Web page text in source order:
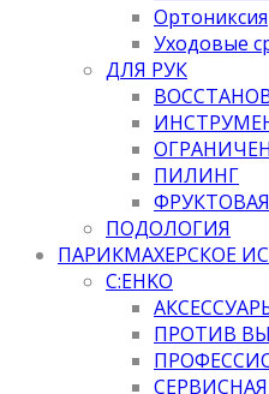
Ортониксия
Уходовые
ДЛЯ РУК
ПИЛИНГ
ФРУКТОВАЯ
ПОДОЛОГИЯ
ПАРИКМАХЕРСКОЕ
C:EHKO
ПРОТИВ